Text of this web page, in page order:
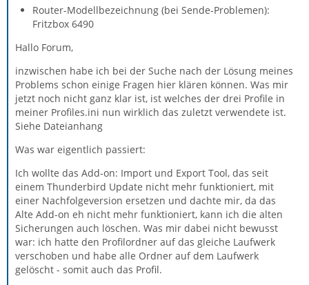
Router-Modellbezeichnung (bei Sende-Problemen):
Fritzbox 6490
Hallo Forum,
inzwischen habe ich bei der Suche nach der Lösung meines
Problems schon einige Fragen hier klären können. Was mir
jetzt noch nicht ganz klar ist, ist welches der drei Profile in
meiner Profiles.ini nun wirklich das zuletzt verwendete ist.
Siehe Dateianhang
Was war eigentlich passiert:
Ich wollte das Add-on: Import und Export Tool, das seit
einem Thunderbird Update nicht mehr funktioniert, mit
einer Nachfolgeversion ersetzen und dachte mir, da das
Alte Add-on eh nicht mehr funktioniert, kann ich die alten
Sicherungen auch löschen. Was mir dabei nicht bewusst
war: ich hatte den Profilordner auf das gleiche Laufwerk
verschoben und habe alle Ordner auf dem Laufwerk
gelöscht - somit auch das Profil.